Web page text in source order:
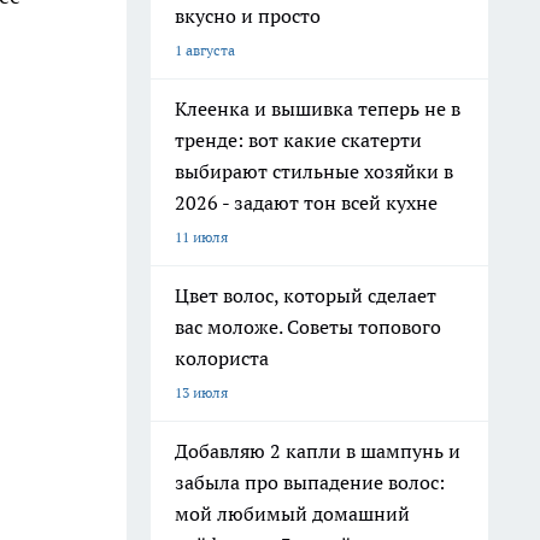
вкусно и просто
1 августа
Клеенка и вышивка теперь не в
тренде: вот какие скатерти
выбирают стильные хозяйки в
2026 - задают тон всей кухне
11 июля
Цвет волос, который сделает
вас моложе. Советы топового
колориста
13 июля
Добавляю 2 капли в шампунь и
забыла про выпадение волос:
мой любимый домашний